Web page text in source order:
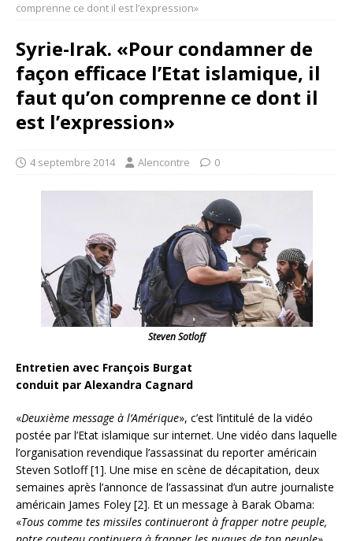
comprenne ce dont il est l’expression»
Syrie-Irak. «Pour condamner de
façon efficace l’Etat islamique, il
faut qu’on comprenne ce dont il
est l’expression»
4 septembre 2014 Alencontre 0
Steven Sotloff
Entretien avec François Burgat
conduit par Alexandra Cagnard
«Deuxième message à l’Amérique», c’est l’intitulé de la vidéo
postée par l’Etat islamique sur internet. Une vidéo dans laquelle
l’organisation revendique l’assassinat du reporter américain
Steven Sotloff [1]. Une mise en scène de décapitation, deux
semaines après l’annonce de l’assassinat d’un autre journaliste
américain James Foley [2]. Et un message à Barak Obama:
«Tous comme tes missiles continueront à frapper notre peuple,